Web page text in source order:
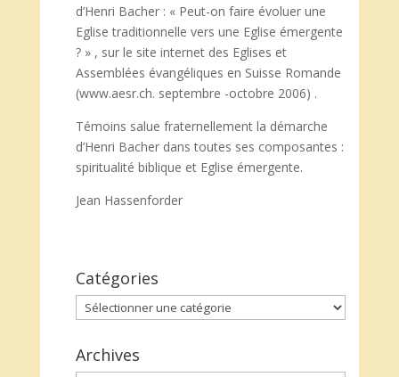
d’Henri Bacher : « Peut-on faire évoluer une
Eglise traditionnelle vers une Eglise émergente
? » , sur le site internet des Eglises et
Assemblées évangéliques en Suisse Romande
(www.aesr.ch. septembre -octobre 2006) .
Témoins salue fraternellement la démarche
d’Henri Bacher dans toutes ses composantes :
spiritualité biblique et Eglise émergente.
Jean Hassenforder
Catégories
Catégories
Archives